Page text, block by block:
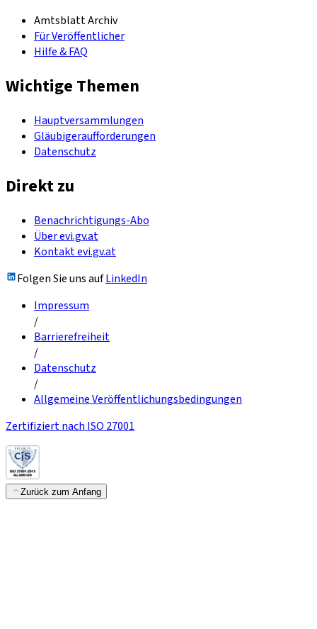
Amtsblatt Archiv
Für Veröffentlicher
Hilfe & FAQ
Wichtige Themen
Hauptversammlungen
Gläubigeraufforderungen
Datenschutz
Direkt zu
Benachrichtigungs-Abo
Über evi.gv.at
Kontakt evi.gv.at
Folgen Sie uns aufLinkedIn
Impressum
/
Barrierefreiheit
/
Datenschutz
/
Allgemeine Veröffentlichungsbedingungen
Zertifiziert nach ISO 27001
Zurück zum Anfang